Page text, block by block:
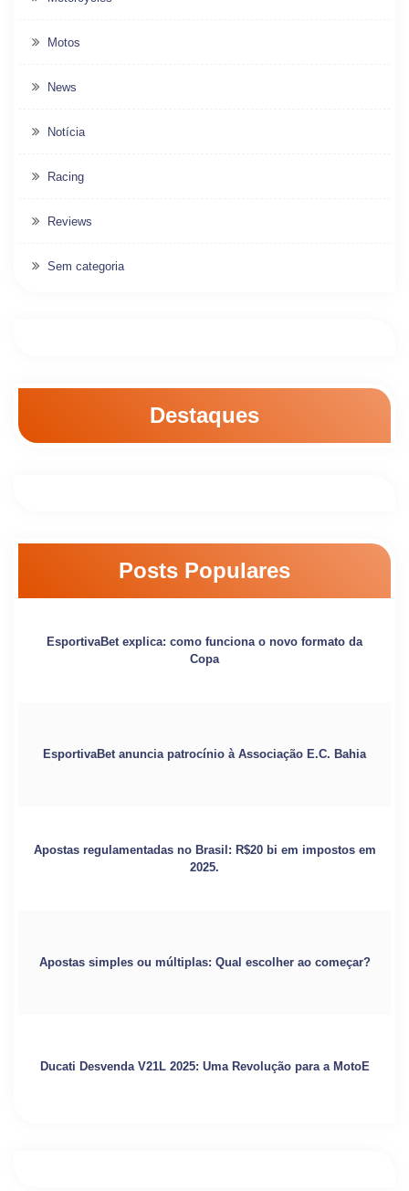
Motos
News
Notícia
Racing
Reviews
Sem categoria
Destaques
Posts Populares
EsportivaBet explica: como funciona o novo formato da
Copa
EsportivaBet anuncia patrocínio à Associação E.C. Bahia
Apostas regulamentadas no Brasil: R$20 bi em impostos em
2025.
Apostas simples ou múltiplas: Qual escolher ao começar?
Ducati Desvenda V21L 2025: Uma Revolução para a MotoE